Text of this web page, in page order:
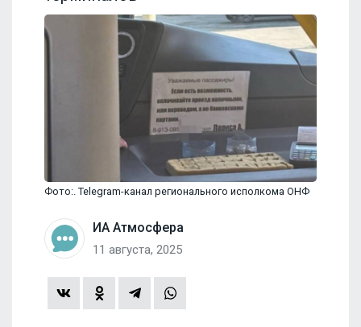
Фото:. Telegram-канал регионального исполкома ОНФ
ИА Атмосфера
11 августа, 2025